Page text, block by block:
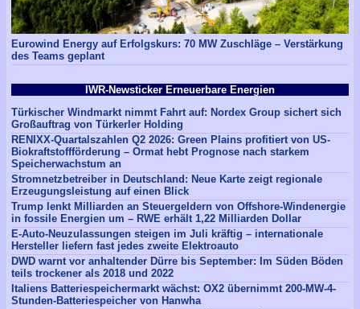
Eurowind Energy auf Erfolgskurs: 70 MW Zuschläge – Verstärkung
des Teams geplant
IWR-Newsticker Erneuerbare Energien
Türkischer Windmarkt nimmt Fahrt auf: Nordex Group sichert sich
Großauftrag von Türkerler Holding
RENIXX-Quartalszahlen Q2 2026: Green Plains profitiert von US-
Biokraftstoffförderung – Ormat hebt Prognose nach starkem
Speicherwachstum an
Stromnetzbetreiber in Deutschland: Neue Karte zeigt regionale
Erzeugungsleistung auf einen Blick
Trump lenkt Milliarden an Steuergeldern von Offshore-Windenergie
in fossile Energien um – RWE erhält 1,22 Milliarden Dollar
E-Auto-Neuzulassungen steigen im Juli kräftig – internationale
Hersteller liefern fast jedes zweite Elektroauto
DWD warnt vor anhaltender Dürre bis September: Im Süden Böden
teils trockener als 2018 und 2022
Italiens Batteriespeichermarkt wächst: OX2 übernimmt 200-MW-4-
Stunden-Batteriespeicher von Hanwha